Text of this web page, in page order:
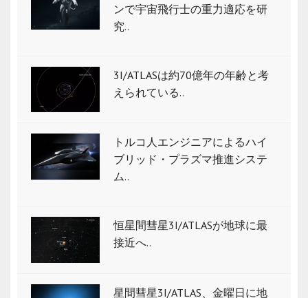
ンで宇宙飛行士の重力適応を研
究..
3I/ATLASは約70億年の年齢と考
えられている..
トルコ人エンジニアによるハイ
ブリッド・プラズマ推進システ
ム..
恒星間彗星3I/ATLASが地球に最
接近へ..
星間彗星3I/ATLAS、金曜日に地